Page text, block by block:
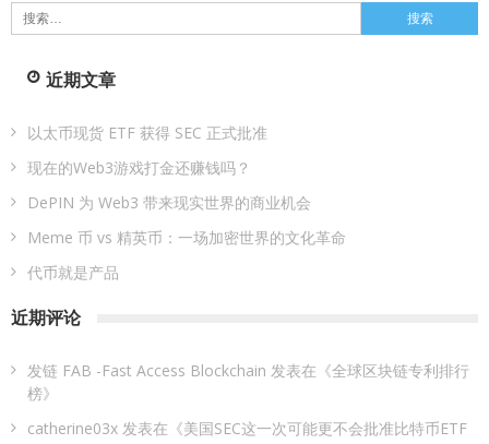
搜
索：
近期文章
以太币现货 ETF 获得 SEC 正式批准
现在的Web3游戏打金还赚钱吗？
DePIN 为 Web3 带来现实世界的商业机会
Meme 币 vs 精英币：一场加密世界的文化革命
代币就是产品
近期评论
发链 FAB -Fast Access Blockchain 发表在《全球区块链专利排行
榜》
catherine03x 发表在《美国SEC这一次可能更不会批准比特币ETF